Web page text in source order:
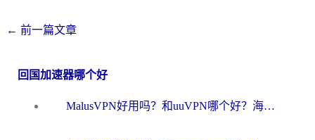
← 前一篇文章
回国加速器哪个好
MalusVPN好用吗？和uuVPN哪个好？海外党无缝访问国内资源的真实对比与选择指南